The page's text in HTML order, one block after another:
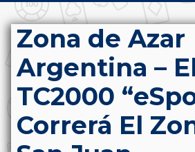
Zona de Azar
Argentina –
TC2000
Correrá El